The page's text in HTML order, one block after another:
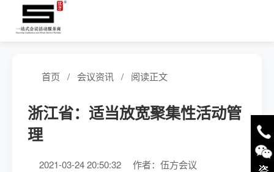
首页 / 会议资讯 / 阅读正文
浙江省：适当放宽聚集性活动管
理
2021-03-24 20:50:32
作者：伍方会议